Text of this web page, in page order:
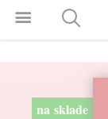
na sklade